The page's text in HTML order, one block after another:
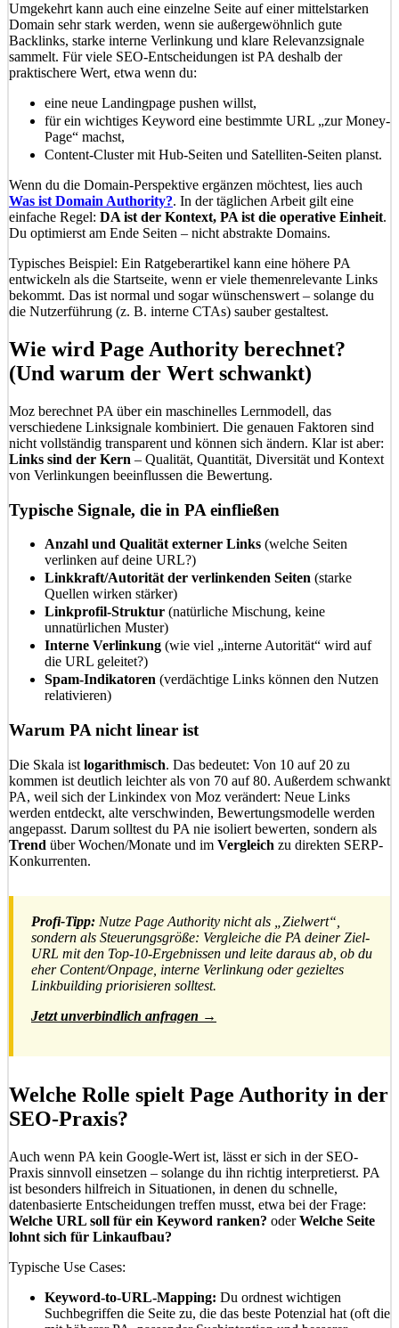
Umgekehrt kann auch eine einzelne Seite auf einer mittelstarken
Domain sehr stark werden, wenn sie außergewöhnlich gute
Backlinks, starke interne Verlinkung und klare Relevanzsignale
sammelt. Für viele SEO-Entscheidungen ist PA deshalb der
praktischere Wert, etwa wenn du:
eine neue Landingpage pushen willst,
für ein wichtiges Keyword eine bestimmte URL „zur Money-
Page“ machst,
Content-Cluster mit Hub-Seiten und Satelliten-Seiten planst.
Wenn du die Domain-Perspektive ergänzen möchtest, lies auch
Was ist Domain Authority?. In der täglichen Arbeit gilt eine
einfache Regel: DA ist der Kontext, PA ist die operative Einheit.
Du optimierst am Ende Seiten – nicht abstrakte Domains.
Typisches Beispiel: Ein Ratgeberartikel kann eine höhere PA
entwickeln als die Startseite, wenn er viele themenrelevante Links
bekommt. Das ist normal und sogar wünschenswert – solange du
die Nutzerführung (z. B. interne CTAs) sauber gestaltest.
Wie wird Page Authority berechnet?
(Und warum der Wert schwankt)
Moz berechnet PA über ein maschinelles Lernmodell, das
verschiedene Linksignale kombiniert. Die genauen Faktoren sind
nicht vollständig transparent und können sich ändern. Klar ist aber:
Links sind der Kern – Qualität, Quantität, Diversität und Kontext
von Verlinkungen beeinflussen die Bewertung.
Typische Signale, die in PA einfließen
Anzahl und Qualität externer Links (welche Seiten
verlinken auf deine URL?)
Linkkraft/Autorität der verlinkenden Seiten (starke
Quellen wirken stärker)
Linkprofil-Struktur (natürliche Mischung, keine
unnatürlichen Muster)
Interne Verlinkung (wie viel „interne Autorität“ wird auf
die URL geleitet?)
Spam-Indikatoren (verdächtige Links können den Nutzen
relativieren)
Warum PA nicht linear ist
Die Skala ist logarithmisch. Das bedeutet: Von 10 auf 20 zu
kommen ist deutlich leichter als von 70 auf 80. Außerdem schwankt
PA, weil sich der Linkindex von Moz verändert: Neue Links
werden entdeckt, alte verschwinden, Bewertungsmodelle werden
angepasst. Darum solltest du PA nie isoliert bewerten, sondern als
Trend über Wochen/Monate und im Vergleich zu direkten SERP-
Konkurrenten.
Profi-Tipp: Nutze Page Authority nicht als „Zielwert“,
sondern als Steuerungsgröße: Vergleiche die PA deiner Ziel-
URL mit den Top-10-Ergebnissen und leite daraus ab, ob du
eher Content/Onpage, interne Verlinkung oder gezieltes
Linkbuilding priorisieren solltest.
Jetzt unverbindlich anfragen →
Welche Rolle spielt Page Authority in der
SEO-Praxis?
Auch wenn PA kein Google-Wert ist, lässt er sich in der SEO-
Praxis sinnvoll einsetzen – solange du ihn richtig interpretierst. PA
ist besonders hilfreich in Situationen, in denen du schnelle,
datenbasierte Entscheidungen treffen musst, etwa bei der Frage:
Welche URL soll für ein Keyword ranken? oderWelche Seite
lohnt sich für Linkaufbau?
Typische Use Cases:
Keyword-to-URL-Mapping: Du ordnest wichtigen
Suchbegriffen die Seite zu, die das beste Potenzial hat (oft die